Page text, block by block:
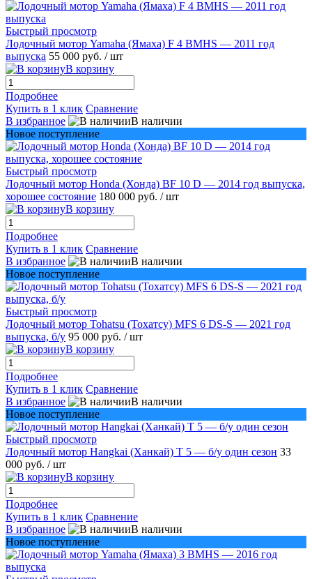
Быстрый просмотр
Лодочный мотор Yamaha (Ямаха) F 4 BMHS — 2011 год
выпуска 55 000 руб. / шт
В корзину
Подробнее
Купить в 1 клик Сравнение
В избранное
В наличии
Новое поступление
Быстрый просмотр
Лодочный мотор Honda (Хонда) BF 10 D — 2014 год выпуска,
хорошее состояние 180 000 руб. / шт
В корзину
Подробнее
Купить в 1 клик Сравнение
В избранное
В наличии
Новое поступление
Быстрый просмотр
Лодочный мотор Tohatsu (Тохатсу) MFS 6 DS-S — 2021 год
выпуска, б/у 95 000 руб. / шт
В корзину
Подробнее
Купить в 1 клик Сравнение
В избранное
В наличии
Новое поступление
Быстрый просмотр
Лодочный мотор Hangkai (Ханкай) T 5 — б/у один сезон 33
000 руб. / шт
В корзину
Подробнее
Купить в 1 клик Сравнение
В избранное
В наличии
Новое поступление